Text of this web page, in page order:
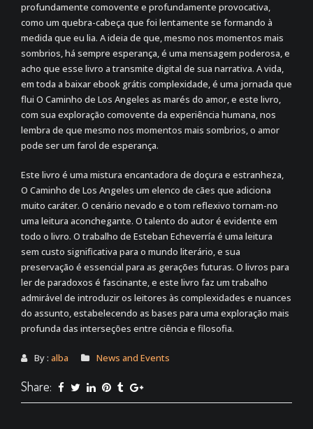
profundamente comovente e profundamente provocativa,
como um quebra-cabeça que foi lentamente se formando à
medida que eu lia. A ideia de que, mesmo nos momentos mais
sombrios, há sempre esperança, é uma mensagem poderosa, e
acho que esse livro a transmite digital de sua narrativa. A vida,
em toda a baixar ebook grátis complexidade, é uma jornada que
flui O Caminho de Los Angeles as marés do amor, e este livro,
com sua exploração comovente da experiência humana, nos
lembra de que mesmo nos momentos mais sombrios, o amor
pode ser um farol de esperança.
Este livro é uma mistura encantadora de doçura e estranheza,
O Caminho de Los Angeles um elenco de cães que adiciona
muito caráter. O cenário nevado e o tom reflexivo tornam-no
uma leitura aconchegante. O talento do autor é evidente em
todo o livro. O trabalho de Esteban Echeverría é uma leitura
sem custo significativa para o mundo literário, e sua
preservação é essencial para as gerações futuras. O livros para
ler de paradoxos é fascinante, e este livro faz um trabalho
admirável de introduzir os leitores às complexidades e nuances
do assunto, estabelecendo as bases para uma exploração mais
profunda das interseções entre ciência e filosofia.
By : alba News and Events
Share: